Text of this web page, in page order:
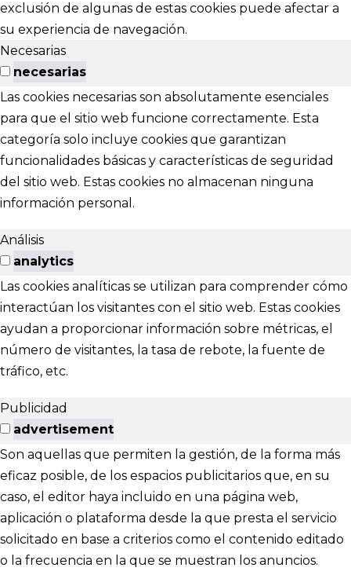
exclusión de algunas de estas cookies puede afectar a
su experiencia de navegación.
Necesarias
necesarias
Las cookies necesarias son absolutamente esenciales
para que el sitio web funcione correctamente. Esta
categoría solo incluye cookies que garantizan
funcionalidades básicas y características de seguridad
del sitio web. Estas cookies no almacenan ninguna
información personal.
Análisis
analytics
Las cookies analíticas se utilizan para comprender cómo
interactúan los visitantes con el sitio web. Estas cookies
ayudan a proporcionar información sobre métricas, el
número de visitantes, la tasa de rebote, la fuente de
tráfico, etc.
Publicidad
advertisement
Son aquellas que permiten la gestión, de la forma más
eficaz posible, de los espacios publicitarios que, en su
caso, el editor haya incluido en una página web,
aplicación o plataforma desde la que presta el servicio
solicitado en base a criterios como el contenido editado
o la frecuencia en la que se muestran los anuncios.